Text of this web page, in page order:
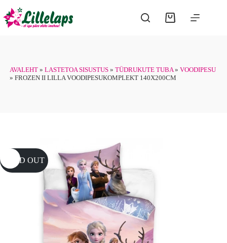
content
Shopping
AVALEHT » LASTETOA SISUSTUS » TÜDRUKUTE TUBA» VOODIPESU
» FROZEN II LILLA VOODIPESUKOMPLEKT 140X200CM
SOLD OUT